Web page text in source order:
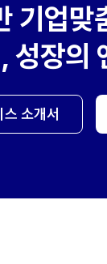
기업맞
성장의
스 소개서